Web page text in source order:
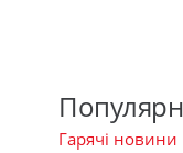
Гарячі новини